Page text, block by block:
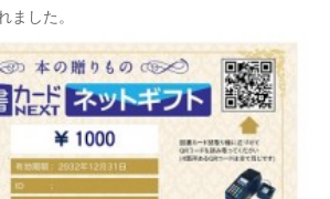
ました。